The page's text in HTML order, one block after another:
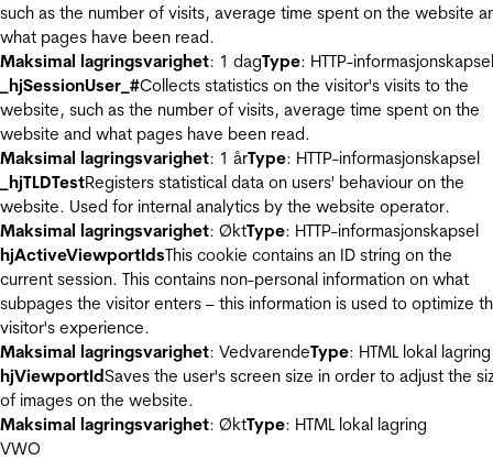
such as the number of visits, average time spent on the website
what pages have been read.
Maksimal lagringsvarighet: 1 dagType: HTTP-informasjonskapsel
_hjSessionUser_#Collects statistics on the visitor's visits to the
website, such as the number of visits, average time spent on the
website and what pages have been read.
Maksimal lagringsvarighet: 1 årType: HTTP-informasjonskapsel
_hjTLDTestRegisters statistical data on users' behaviour on the
website. Used for internal analytics by the website operator.
Maksimal lagringsvarighet: ØktType: HTTP-informasjonskapsel
hjActiveViewportIdsThis cookie contains an ID string on the
current session. This contains non-personal information on what
subpages the visitor enters – this information is used to optimize
visitor's experience.
Maksimal lagringsvarighet: VedvarendeType: HTML lokal lagring
hjViewportIdSaves the user's screen size in order to adjust the
of images on the website.
Maksimal lagringsvarighet: ØktType: HTML lokal lagring
VWO